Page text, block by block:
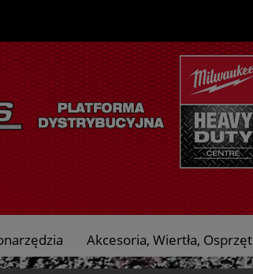
Akcesoria, Wiertła, Osprzęt